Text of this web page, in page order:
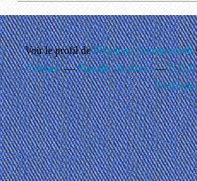
Voir le profil dePhouthay Nontanovanh
Contact
Signaler un abus